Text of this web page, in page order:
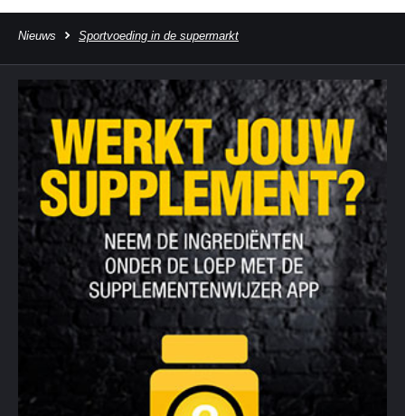
Nieuws Sportvoeding in de supermarkt